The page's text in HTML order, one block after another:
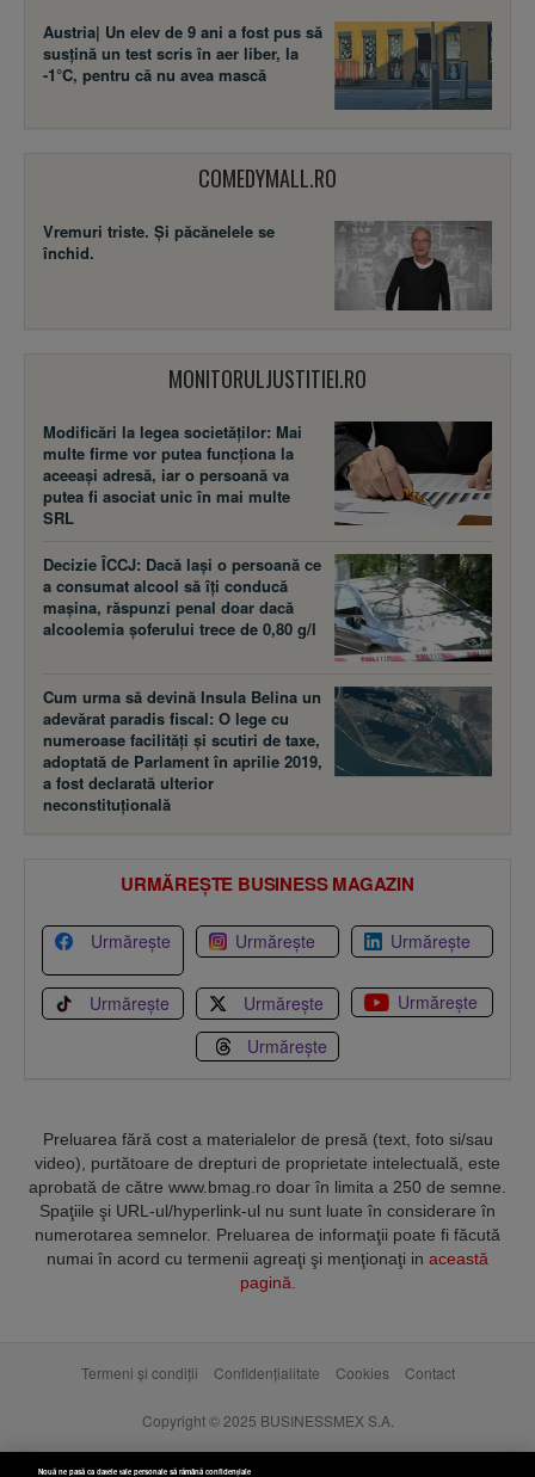
Austria| Un elev de 9 ani a fost pus să
susţină un test scris în aer liber, la
-1°C, pentru că nu avea mască
COMEDYMALL.RO
Vremuri triste. Şi păcănelele se
închid.
MONITORULJUSTITIEI.RO
Modificări la legea societăţilor: Mai
multe firme vor putea funcţiona la
aceeaşi adresă, iar o persoană va
putea fi asociat unic în mai multe
SRL
Decizie ÎCCJ: Dacă laşi o persoană ce
a consumat alcool să îţi conducă
maşina, răspunzi penal doar dacă
alcoolemia şoferului trece de 0,80 g/l
Cum urma să devină Insula Belina un
adevărat paradis fiscal: O lege cu
numeroase facilităţi şi scutiri de taxe,
adoptată de Parlament în aprilie 2019,
a fost declarată ulterior
neconstituţională
URMĂREȘTE BUSINESS MAGAZIN
Urmărește Urmărește Urmărește
Urmărește Urmărește
Urmărește
Urmărește
Preluarea fără cost a materialelor de presă (text, foto si/sau
video), purtătoare de drepturi de proprietate intelectuală, este
aprobată de către www.bmag.ro doar în limita a 250 de semne.
Spaţiile şi URL-ul/hyperlink-ul nu sunt luate în considerare în
numerotarea semnelor. Preluarea de informaţii poate fi făcută
numai în acord cu termenii agreaţi şi menţionaţi in această
pagină
Termeni și condiții Confidențialitate Cookies Contact
Copyright © 2025 BUSINESSMEX S.A.
Nouă ne pasă ca datele tale personale să rămână confidențiale